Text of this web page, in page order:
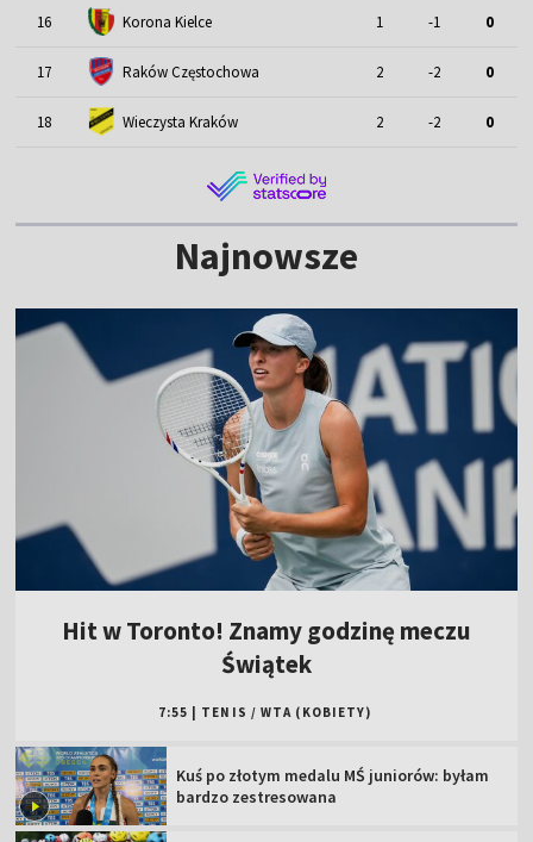
16 Korona Kielce 1 -1 0
17 Raków Częstochowa 2 -2 0
18 Wieczysta Kraków 2 -2 0
Najnowsze
Hit w Toronto! Znamy godzinę meczu
Świątek
7:55 TENIS / WTA (KOBIETY)
Kuś po złotym medalu MŚ juniorów: byłam
bardzo zestresowana